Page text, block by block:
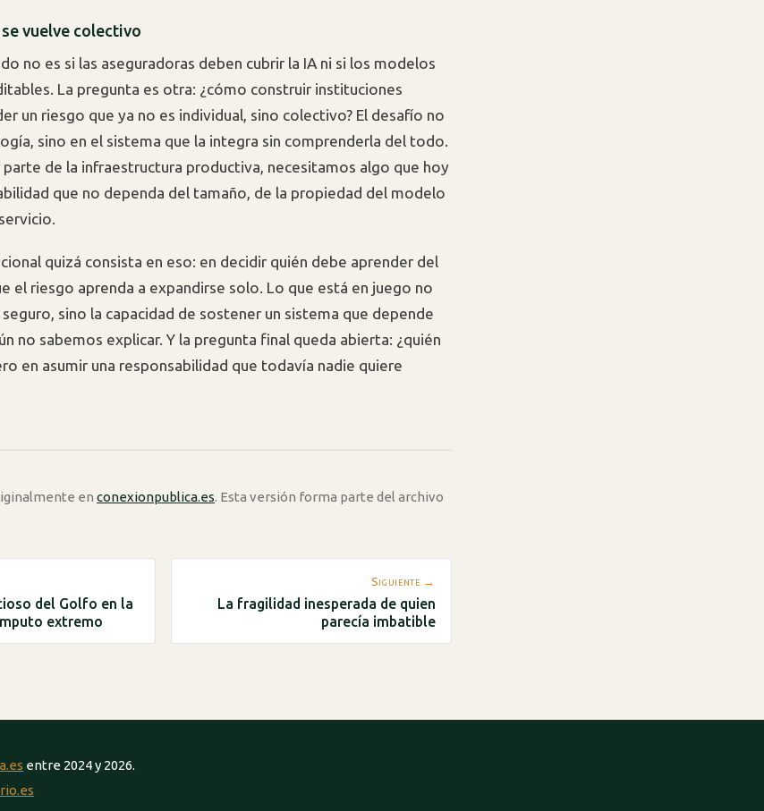
vuelve colectivo
no es si las aseguradoras deben cubrir la IA ni si los modelos
La pregunta es otra: ¿cómo construir instituciones
un riesgo que ya no es individual, sino colectivo? El desafío no
sino en el sistema que la integra sin comprenderla del todo.
parte de la infraestructura productiva, necesitamos algo que hoy
que no dependa del tamaño, de la propiedad del modelo
quizá consista en eso: en decidir quién debe aprender del
el riesgo aprenda a expandirse solo. Lo que está en juego no
sino la capacidad de sostener un sistema que depende
no sabemos explicar. Y la pregunta final queda abierta: ¿quién
en asumir una responsabilidad que todavía nadie quiere
en conexionpublica.es. Esta versión forma parte del archivo
del Golfo en la
extremo
Siguiente →
La fragilidad inesperada de quien
parecía imbatible
entre 2024 y 2026.